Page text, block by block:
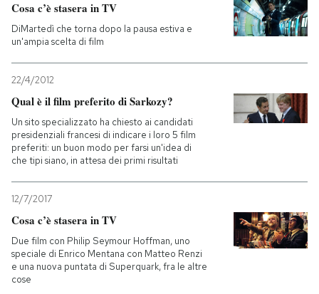
Cosa c’è stasera in TV
DiMartedì che torna dopo la pausa estiva e
un'ampia scelta di film
22/4/2012
Qual è il film preferito di Sarkozy?
Un sito specializzato ha chiesto ai candidati
presidenziali francesi di indicare i loro 5 film
preferiti: un buon modo per farsi un'idea di
che tipi siano, in attesa dei primi risultati
12/7/2017
Cosa c’è stasera in TV
Due film con Philip Seymour Hoffman, uno
speciale di Enrico Mentana con Matteo Renzi
e una nuova puntata di Superquark, fra le altre
cose